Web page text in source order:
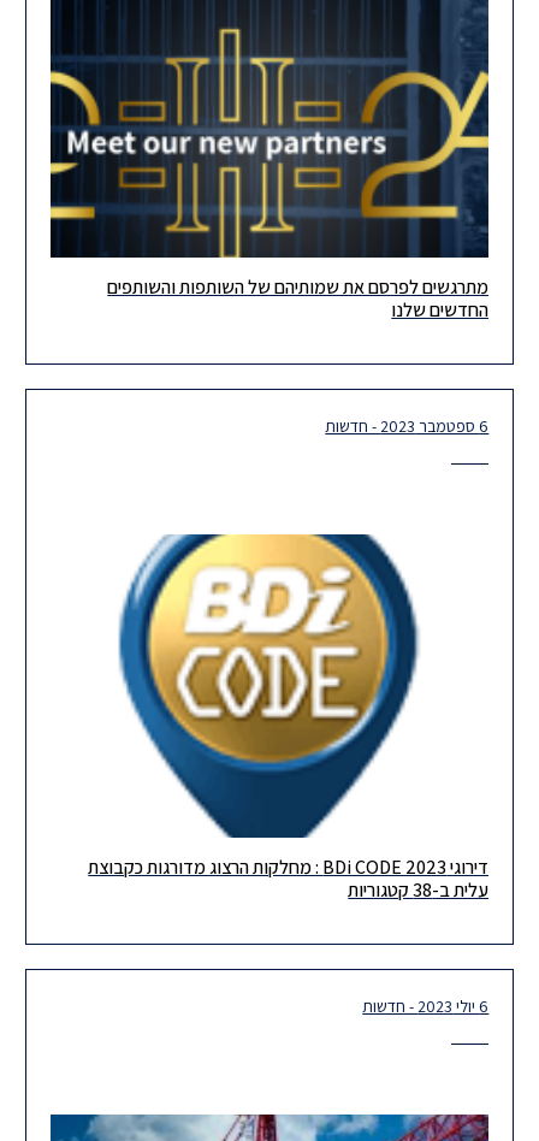
שמחים ומתרגשים לפרסם את שמותיהם של השותפות והשותפים
מתרגשים לפרסם את שמותיהם של השותפות והשותפים
החדשים שלנו
6 ספטמבר 2023 - חדשות
גאים לשתף שהרצוג הגיעה למספר מרשים של 38 דירוגים בקבוצת
דירוגי BDi CODE 2023 : מחלקות הרצוג מדורגות כקבוצת
עלית ב-38 קטגוריות
6 יולי 2023 - חדשות